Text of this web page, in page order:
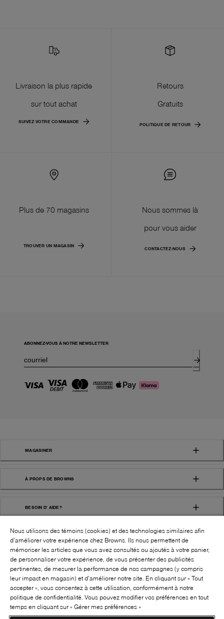
Livraison la plus rapide
sur tout achat
SUIVEZ VOTRE COMMANDE
Retours
Gratuits
POLITIQUE DE RETOUR
Plus de 70 magasins
TROUVER UN MAGASIN
Nous sommes là
pour vous aider
CONTACTEZ-NOUS
ABONNEZ-VOUS À NOTRE NEWSLETTER
MAGASINER
À PROPS DE BROWNS
BESOIN D' AIDE?
BROWNS SHOES INC. TOUS DROITS
RÉSERVÉS
SUIVEZ-NOUS!:
Nous utilisons des témoins (cookies) et des technologies similaires afin
d’améliorer votre expérience chez Browns. Ils nous permettent de
mémoriser les articles que vous avez consultés ou ajoutés à votre panier,
de personnaliser votre expérience, de vous présenter des publicités
pertinentes, de mesurer la performance de nos campagnes (y compris
leur impact en magasin) et d’améliorer notre site. En cliquant sur « Tout
accepter », vous consentez à cette utilisation, conformément à notre
politique de confidentialité. Vous pouvez modifier vos préférences en tout
temps en cliquant sur « Gérer mes préférences »